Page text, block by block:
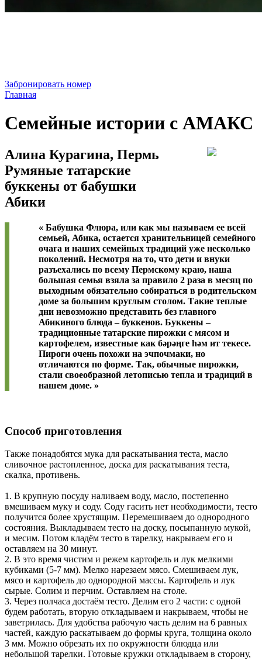
Забронировать номер
Главная
Семейные истории с АМАКС
Алина Курагина, Пермь
Румяные татарские
буккены от бабушки
Абики
« Бабушка Флюра, или как мы называем ее всей
семьей, Абика, остается хранительницей семейного
очага и наших семейных традиций уже несколько
поколений. Несмотря на то, что дети и внуки
разъехались по всему Пермскому краю, наша
большая семья взяла за правило 2 раза в месяц по
выходным обязательно собираться в родительском
доме за большим круглым столом. Такие теплые
дни невозможно представить без главного
Абикиного блюда – буккенов. Буккены –
традиционные татарские пирожки с мясом и
картофелем, известные как бәрәңге һәм ит текесе.
Пироги очень похожи на эчпочмаки, но
отличаются по форме. Так, обычные пирожки,
стали своеобразной летописью тепла и традиций в
нашем доме. »
Способ приготовления
Также понадобятся мука для раскатывания теста, масло
сливочное растопленное, доска для раскатывания теста,
скалка, противень.
1. В крупную посуду наливаем воду, масло, постепенно
вмешиваем муку и соду. Соду гасить нет необходимости, тесто
получится более хрустящим. Перемешиваем до однородного
состояния. Выкладываем тесто на доску, посыпанную мукой,
и месим. Потом кладём тесто в тарелку, накрываем его и
оставляем на 30 минут.
2. В это время чистим и режем картофель и лук мелкими
кубиками (5-7 мм). Мелко нарезаем мясо. Смешиваем лук,
мясо и картофель до однородной массы. Картофель и лук
сырые. Солим и перчим. Оставляем на столе.
3. Через полчаса достаём тесто. Делим его 2 части: с одной
будем работать, вторую откладываем и накрываем, чтобы не
заветрилась. Для удобства рабочую часть делим на 6 равных
частей, каждую раскатываем до формы круга, толщина около
3 мм. Можно обрезать их по окружности блюдца или
небольшой тарелки. Готовые кружки откладываем в сторону,